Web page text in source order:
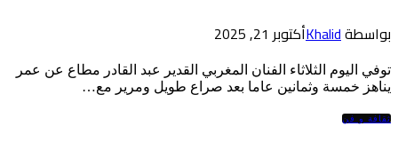
بواسطةKhalidأكتوبر 21, 2025
توفي اليوم الثلاثاء الفنان المغربي القدير عبد القادر مطاع عن عمر
يناهز خمسة وثمانين عاما بعد صراع طويل ومرير مع…
ثقافة و فن